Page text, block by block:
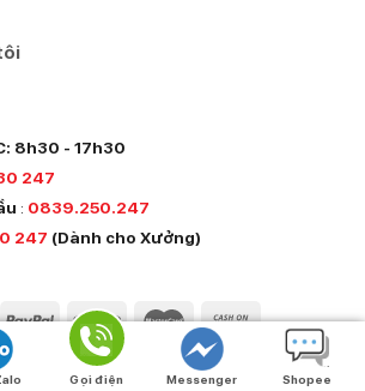
8h30 - 17h30
247
: 0839.250.247
247 (Dành cho Xưởng)
hành bởi HINHUINHIET.COM
Gọi điện Messenger Shopee